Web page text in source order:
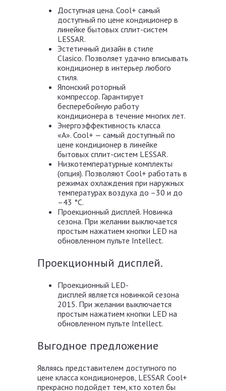
Доступная цена. Cool+ самый
доступный по цене кондиционер в
линейке бытовых сплит-систем
LESSAR.
Эстетичный дизайн в стиле
Clasico. Позволяет удачно вписывать
кондиционер в интерьер любого
стиля.
Японский роторный
компрессор. Гарантирует
бесперебойную работу
кондиционера в течение многих лет.
Энергоэффективность класса
«А». Cool+ — самый доступный по
цене кондиционер в линейке
бытовых сплит-систем LESSAR.
Низкотемпературные комплекты
(опция). Позволяют Cool+ работать в
режимах охлаждения при наружных
температурах воздуха до –30 и до
–43 °С.
Проекционный дисплей. Новинка
сезона. При желании выключается
простым нажатием кнопки LED на
обновленном пульте Intellect.
Проекционный дисплей.
Проекционный LED-
дисплей является новинкой сезона
2015. При желании выключается
простым нажатием кнопки LED на
обновленном пульте Intellect.
Выгодное предложение
Являясь представителем доступного по
цене класса кондиционеров, LESSAR Cool+
прекрасно подойдет тем, кто хотел бы